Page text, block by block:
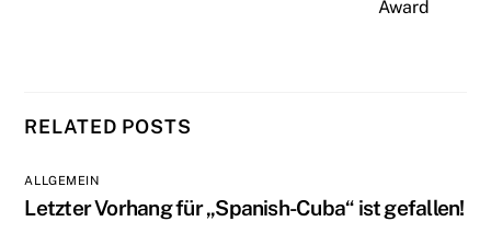
Award
RELATED POSTS
ALLGEMEIN
Letzter Vorhang für „Spanish-Cuba“ ist gefallen!